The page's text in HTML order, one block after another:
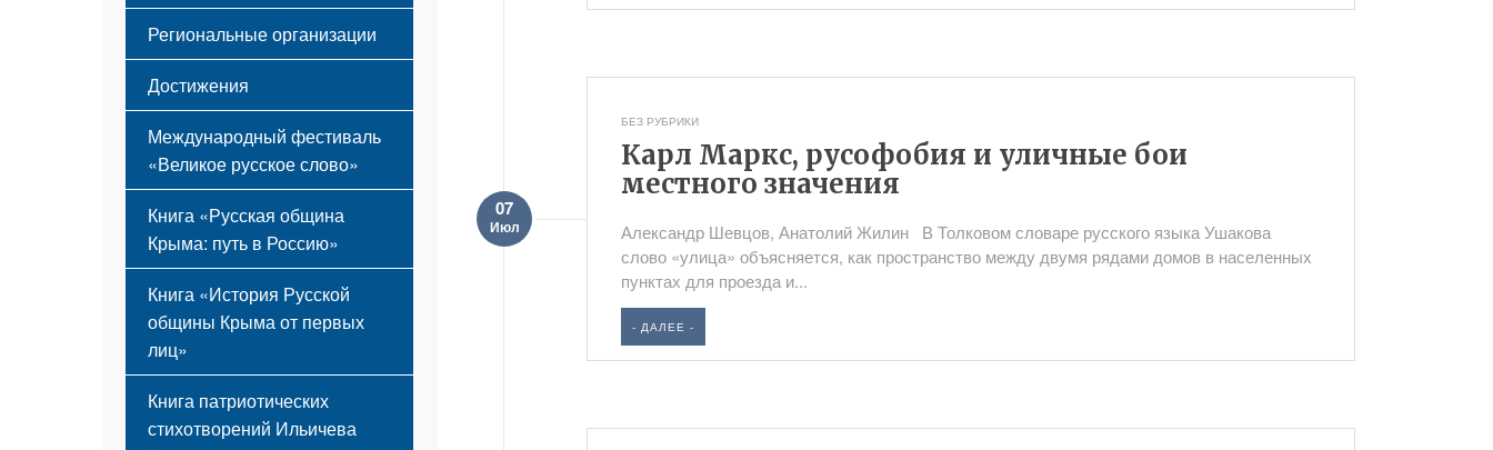
БЕЗ РУБРИКИ
Карл Маркс, русофобия и уличные бои
местного значения
07
Июл
Александр Шевцов, Анатолий Жилин В Толковом словаре русского языка Ушакова
слово «улица» объясняется, как пространство между двумя рядами домов в населенных
пунктах для проезда и...
- ДАЛЕЕ -
Региональные организации
Достижения
Международный фестиваль
«Великое русское слово»
Книга «Русская община
Крыма: путь в Россию»
Книга «История Русской
общины Крыма от первых
лиц»
Книга патриотических
стихотворений Ильичева